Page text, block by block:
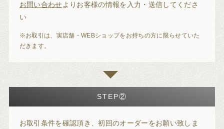
お問い合わせよりお客様の情報を入力・送信してくださ
い
※お取引は、実店舗・WEBショップをお持ちの方に限らせていた
だきます。
STEP②
お取引条件を確認頂き、初回のオーダーをお願い致しま